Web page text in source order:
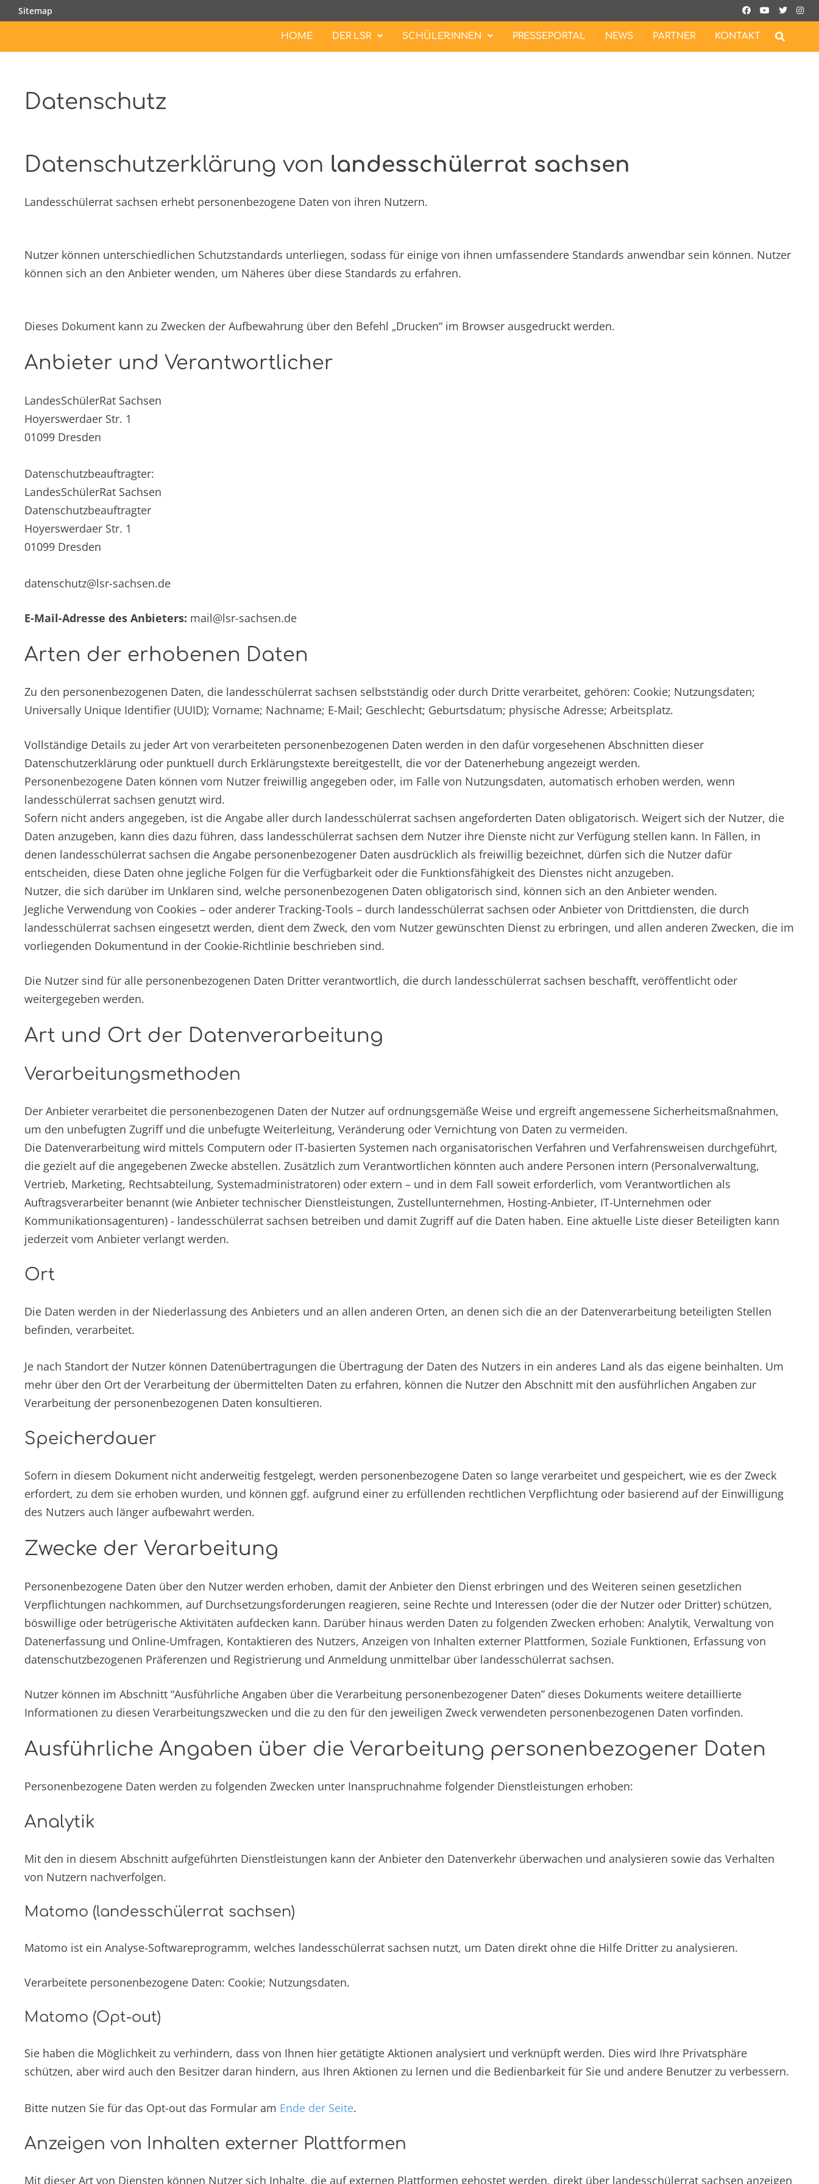
Zurück
zum
Sitemap
HOME DER LSR SCHÜLER:INNEN PRESSEPORTAL NEWS PARTNER KONTAKT
Datenschutz
Datenschutzerklärung von landesschülerrat sachsen
Landesschülerrat sachsen erhebt personenbezogene Daten von ihren Nutzern.
Nutzer können unterschiedlichen Schutzstandards unterliegen, sodass für einige von ihnen umfassendere Standards anwendbar sein können. Nutzer
können sich an den Anbieter wenden, um Näheres über diese Standards zu erfahren.
Dieses Dokument kann zu Zwecken der Aufbewahrung über den Befehl „Drucken“ im Browser ausgedruckt werden.
Anbieter und Verantwortlicher
LandesSchülerRat Sachsen
Hoyerswerdaer Str. 1
01099 Dresden
Datenschutzbeauftragter:
LandesSchülerRat Sachsen
Datenschutzbeauftragter
Hoyerswerdaer Str. 1
01099 Dresden
datenschutz@lsr-sachsen.de
E-Mail-Adresse des Anbieters: mail@lsr-sachsen.de
Arten der erhobenen Daten
Zu den personenbezogenen Daten, die landesschülerrat sachsen selbstständig oder durch Dritte verarbeitet, gehören: Cookie; Nutzungsdaten;
Universally Unique Identifier (UUID); Vorname; Nachname; E-Mail; Geschlecht; Geburtsdatum; physische Adresse; Arbeitsplatz.
Vollständige Details zu jeder Art von verarbeiteten personenbezogenen Daten werden in den dafür vorgesehenen Abschnitten dieser
Datenschutzerklärung oder punktuell durch Erklärungstexte bereitgestellt, die vor der Datenerhebung angezeigt werden.
Personenbezogene Daten können vom Nutzer freiwillig angegeben oder, im Falle von Nutzungsdaten, automatisch erhoben werden, wenn
landesschülerrat sachsen genutzt wird.
Sofern nicht anders angegeben, ist die Angabe aller durch landesschülerrat sachsen angeforderten Daten obligatorisch. Weigert sich der Nutzer, die
Daten anzugeben, kann dies dazu führen, dass landesschülerrat sachsen dem Nutzer ihre Dienste nicht zur Verfügung stellen kann. In Fällen, in
denen landesschülerrat sachsen die Angabe personenbezogener Daten ausdrücklich als freiwillig bezeichnet, dürfen sich die Nutzer dafür
entscheiden, diese Daten ohne jegliche Folgen für die Verfügbarkeit oder die Funktionsfähigkeit des Dienstes nicht anzugeben.
Nutzer, die sich darüber im Unklaren sind, welche personenbezogenen Daten obligatorisch sind, können sich an den Anbieter wenden.
Jegliche Verwendung von Cookies – oder anderer Tracking-Tools – durch landesschülerrat sachsen oder Anbieter von Drittdiensten, die durch
landesschülerrat sachsen eingesetzt werden, dient dem Zweck, den vom Nutzer gewünschten Dienst zu erbringen, und allen anderen Zwecken, die im
vorliegenden Dokumentund in der Cookie-Richtlinie beschrieben sind.
Die Nutzer sind für alle personenbezogenen Daten Dritter verantwortlich, die durch landesschülerrat sachsen beschafft, veröffentlicht oder
weitergegeben werden.
Art und Ort der Datenverarbeitung
Verarbeitungsmethoden
Der Anbieter verarbeitet die personenbezogenen Daten der Nutzer auf ordnungsgemäße Weise und ergreift angemessene Sicherheitsmaßnahmen,
um den unbefugten Zugriff und die unbefugte Weiterleitung, Veränderung oder Vernichtung von Daten zu vermeiden.
Die Datenverarbeitung wird mittels Computern oder IT-basierten Systemen nach organisatorischen Verfahren und Verfahrensweisen durchgeführt,
die gezielt auf die angegebenen Zwecke abstellen. Zusätzlich zum Verantwortlichen könnten auch andere Personen intern (Personalverwaltung,
Vertrieb, Marketing, Rechtsabteilung, Systemadministratoren) oder extern – und in dem Fall soweit erforderlich, vom Verantwortlichen als
Auftragsverarbeiter benannt (wie Anbieter technischer Dienstleistungen, Zustellunternehmen, Hosting-Anbieter, IT-Unternehmen oder
Kommunikationsagenturen) - landesschülerrat sachsen betreiben und damit Zugriff auf die Daten haben. Eine aktuelle Liste dieser Beteiligten kann
jederzeit vom Anbieter verlangt werden.
Ort
Die Daten werden in der Niederlassung des Anbieters und an allen anderen Orten, an denen sich die an der Datenverarbeitung beteiligten Stellen
befinden, verarbeitet.
Je nach Standort der Nutzer können Datenübertragungen die Übertragung der Daten des Nutzers in ein anderes Land als das eigene beinhalten. Um
mehr über den Ort der Verarbeitung der übermittelten Daten zu erfahren, können die Nutzer den Abschnitt mit den ausführlichen Angaben zur
Verarbeitung der personenbezogenen Daten konsultieren.
Speicherdauer
Sofern in diesem Dokument nicht anderweitig festgelegt, werden personenbezogene Daten so lange verarbeitet und gespeichert, wie es der Zweck
erfordert, zu dem sie erhoben wurden, und können ggf. aufgrund einer zu erfüllenden rechtlichen Verpflichtung oder basierend auf der Einwilligung
des Nutzers auch länger aufbewahrt werden.
Zwecke der Verarbeitung
Personenbezogene Daten über den Nutzer werden erhoben, damit der Anbieter den Dienst erbringen und des Weiteren seinen gesetzlichen
Verpflichtungen nachkommen, auf Durchsetzungsforderungen reagieren, seine Rechte und Interessen (oder die der Nutzer oder Dritter) schützen,
böswillige oder betrügerische Aktivitäten aufdecken kann. Darüber hinaus werden Daten zu folgenden Zwecken erhoben: Analytik, Verwaltung von
Datenerfassung und Online-Umfragen, Kontaktieren des Nutzers, Anzeigen von Inhalten externer Plattformen, Soziale Funktionen, Erfassung von
datenschutzbezogenen Präferenzen und Registrierung und Anmeldung unmittelbar über landesschülerrat sachsen.
Nutzer können im Abschnitt “Ausführliche Angaben über die Verarbeitung personenbezogener Daten” dieses Dokuments weitere detaillierte
Informationen zu diesen Verarbeitungszwecken und die zu den für den jeweiligen Zweck verwendeten personenbezogenen Daten vorfinden.
Ausführliche Angaben über die Verarbeitung personenbezogener Daten
Personenbezogene Daten werden zu folgenden Zwecken unter Inanspruchnahme folgender Dienstleistungen erhoben:
Analytik
Mit den in diesem Abschnitt aufgeführten Dienstleistungen kann der Anbieter den Datenverkehr überwachen und analysieren sowie das Verhalten
von Nutzern nachverfolgen.
Matomo (landesschülerrat sachsen)
Matomo ist ein Analyse-Softwareprogramm, welches landesschülerrat sachsen nutzt, um Daten direkt ohne die Hilfe Dritter zu analysieren.
Verarbeitete personenbezogene Daten: Cookie; Nutzungsdaten.
Matomo (Opt-out)
Sie haben die Möglichkeit zu verhindern, dass von Ihnen hier getätigte Aktionen analysiert und verknüpft werden. Dies wird Ihre Privatsphäre
schützen, aber wird auch den Besitzer daran hindern, aus Ihren Aktionen zu lernen und die Bedienbarkeit für Sie und andere Benutzer zu verbessern.
Bitte nutzen Sie für das Opt-out das Formular am Ende der Seite.
Anzeigen von Inhalten externer Plattformen
Mit dieser Art von Diensten können Nutzer sich Inhalte, die auf externen Plattformen gehostet werden, direkt über landesschülerrat sachsen anzeigen